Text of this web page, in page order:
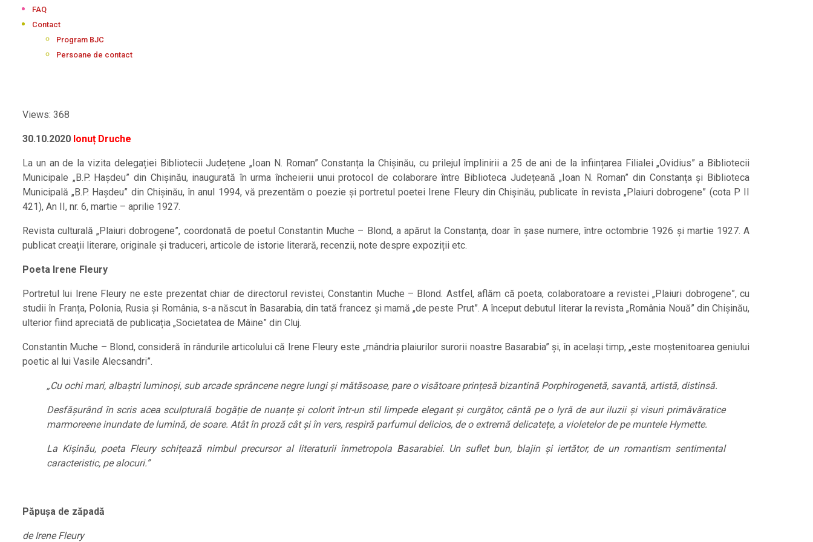
FAQ
Contact
Program BJC
Persoane de contact
Views: 368
30.10.2020 Ionuț Druche
La un an de la vizita delegației Bibliotecii Județene „Ioan N. Roman” Constanța la Chișinău, cu prilejul împlinirii a 25 de ani de la înființarea Filialei „Ovidius” a Bibliotecii
Municipale „B.P. Hașdeu” din Chișinău, inaugurată în urma încheierii unui protocol de colaborare între Biblioteca Județeană „Ioan N. Roman” din Constanța și Biblioteca
Municipală „B.P. Hașdeu” din Chișinău, în anul 1994, vă prezentăm o poezie și portretul poetei Irene Fleury din Chișinău, publicate în revista „Plaiuri dobrogene” (cota P II
421), An II, nr. 6, martie – aprilie 1927.
Revista culturală „Plaiuri dobrogene”, coordonată de poetul Constantin Muche – Blond, a apărut la Constanța, doar în șase numere, între octombrie 1926 și martie 1927. A
publicat creații literare, originale și traduceri, articole de istorie literară, recenzii, note despre expoziții etc.
Poeta Irene Fleury
Portretul lui Irene Fleury ne este prezentat chiar de directorul revistei, Constantin Muche – Blond. Astfel, aflăm că poeta, colaboratoare a revistei „Plaiuri dobrogene”, cu
studii în Franța, Polonia, Rusia și România, s-a născut în Basarabia, din tată francez și mamă „de peste Prut”. A început debutul literar la revista „România Nouă” din Chișinău,
ulterior fiind apreciată de publicația „Societatea de Mâine” din Cluj.
Constantin Muche – Blond, consideră în rândurile articolului că Irene Fleury este „mândria plaiurilor surorii noastre Basarabia” și, în același timp, „este moștenitoarea geniului
poetic al lui Vasile Alecsandri”.
„Cu ochi mari, albaștri luminoși, sub arcade sprâncene negre lungi și mătăsoase, pare o visătoare prințesă bizantină Porphirogenetă, savantă, artistă, distinsă.
Desfășurând în scris acea sculpturală bogăție de nuanțe și colorit într-un stil limpede elegant și curgător, cântă pe o lyră de aur iluzii și visuri primăvăratice
marmoreene inundate de lumină, de soare. Atât în proză cât și în vers, respiră parfumul delicios, de o extremă delicatețe, a violetelor de pe muntele Hymette.
La Kișinău, poeta Fleury schițează nimbul precursor al literaturii înmetropola Basarabiei. Un suflet bun, blajin și iertător, de un romantism sentimental
caracteristic, pe alocuri.”
Păpușa de zăpadă
de Irene Fleury